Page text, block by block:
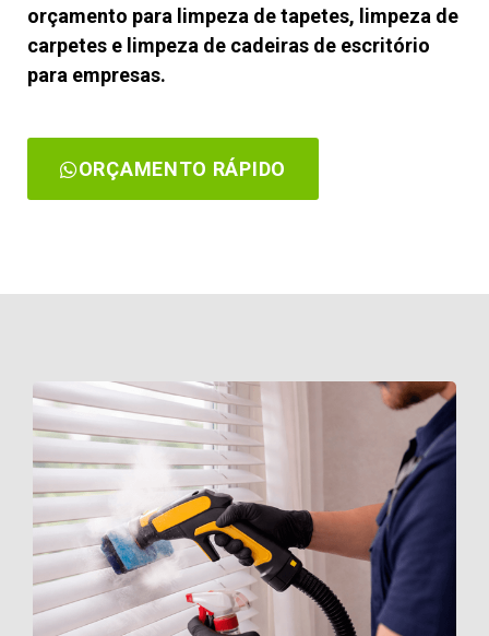
orçamento para limpeza de tapetes, limpeza de
carpetes e limpeza de cadeiras de escritório
para empresas.
ORÇAMENTO RÁPIDO